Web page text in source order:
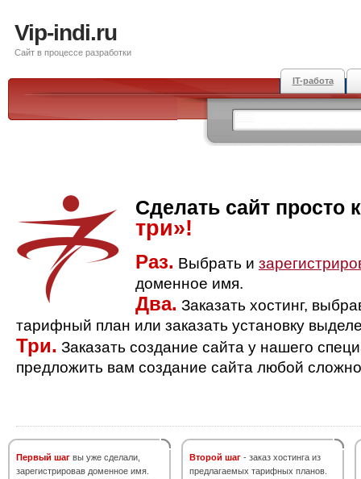
Vip-indi.ru
Сайт в процессе разработки
IT-работа
Сделать сайт просто
три»!
Раз. Выбрать и
доменное имя.
Два. Заказать хостинг,
тарифный план или заказать установку
Три. Заказать создание сайта у нашего
предложить вам создание сайта любой
Первый шаг вы уже сделали,
зарегистрировав доменное имя.
Второй шаг - заказ хостинга из
предлагаемых тарифных планов.